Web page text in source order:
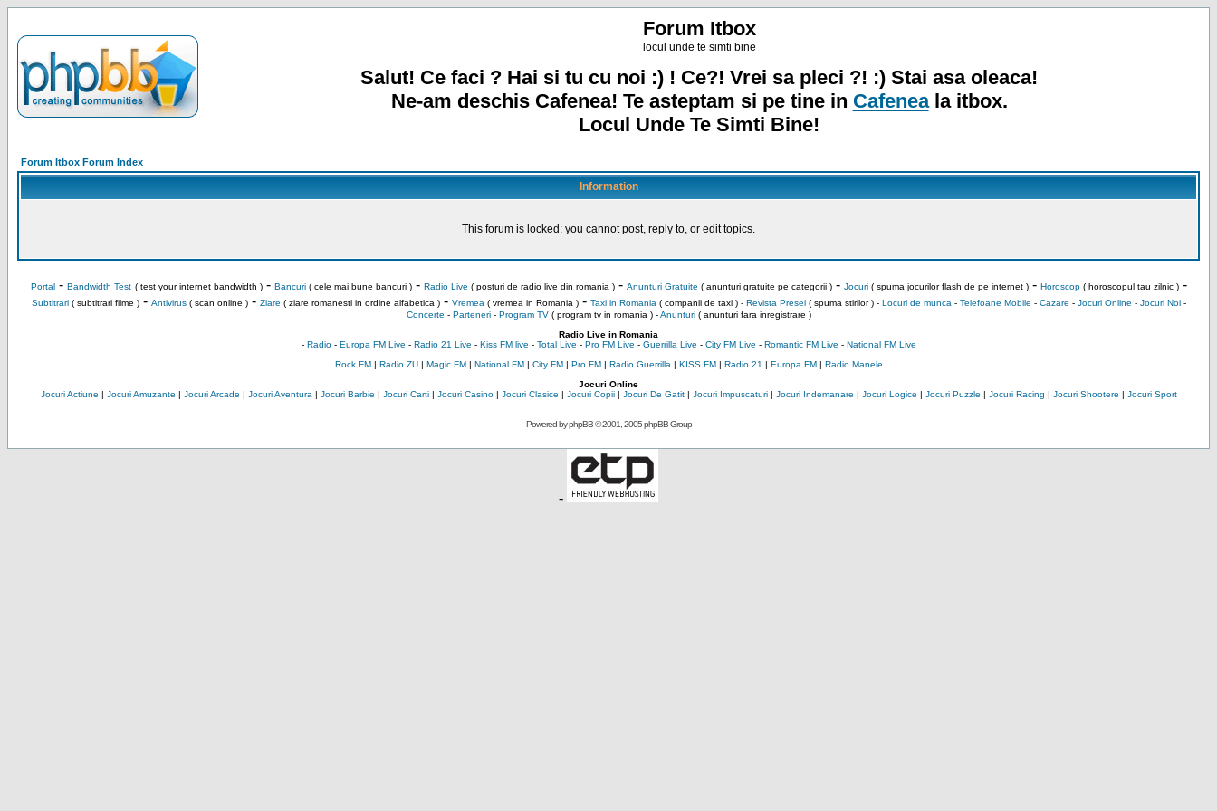
Forum Itbox
locul unde te simti bine
Salut! Ce faci ? Hai si tu cu noi :) ! Ce?! Vrei sa pleci ?! :) Stai asa oleaca!
Ne-am deschis Cafenea! Te asteptam si pe tine in Cafeneala itbox.
Locul Unde Te Simti Bine!
Forum Itbox Forum Index
Information
This forum is locked: you cannot post, reply to, or edit topics.
Portal- Bandwidth Test ( test your internet bandwidth )- Bancuri( cele mai bune bancuri )- Radio Live ( posturi de radio live din romania )- Anunturi Gratuite ( anunturi gratuite pe categorii )- Jocuri( spuma jocurilor flash de pe internet )- Horoscop( horoscopul tau zilnic )-
Subtitrari( subtitrari filme )- Antivirus( scan online )- Ziare ( ziare romanesti in ordine alfabetica )- Vremea ( vremea in Romania )- Taxi in Romania ( companii de taxi ) - Revista Presei( spuma stirilor ) - Locuri de munca - Telefoane Mobile - Cazare - Jocuri Online - Jocuri Noi-
Concerte - Parteneri- Program TV( program tv in romania )-Anunturi( anunturi fara inregistrare )
Radio Live in Romania
- Radio- Europa FM Live - Radio 21 Live - Kiss FM live - Total Live - Pro FM Live - Guerrilla Live - City FM Live - Romantic FM Live - National FM Live
Rock FM| Radio ZU| Magic FM| National FM| City FM| Pro FM| Radio Guerrilla | KISS FM| Radio 21 | Europa FM| Radio Manele
Jocuri Online
Jocuri Actiune | Jocuri Amuzante | Jocuri Arcade | Jocuri Aventura | Jocuri Barbie | Jocuri Carti| Jocuri Casino| Jocuri Clasice | Jocuri Copii| Jocuri De Gatit| Jocuri Impuscaturi| Jocuri Indemanare | Jocuri Logice | Jocuri Puzzle | Jocuri Racing | Jocuri Shootere | Jocuri Sport
Powered byphpBB© 2001, 2005 phpBB Group
-